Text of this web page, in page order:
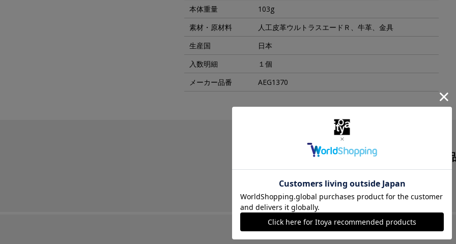
本体重量
103g
素材・原材料
人工皮革ウルトラスエードＲ、牛革、金具
生産国
日本
入数明細
１個
メーカー品番
AEG1370
この商品を見た人は こんな商